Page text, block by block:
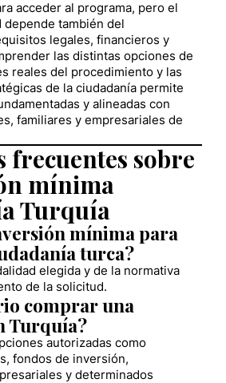
acceder al programa, pero el
también del
legales, financieros y
las distintas opciones de
reales del procedimiento y las
de la ciudadanía permite
y alineadas con
familiares y empresariales de
frecuentes sobre
mínima
Turquía
mínima para
turca?
elegida y de la normativa
de la solicitud.
comprar una
Turquía?
autorizadas como
fondos de inversión,
y determinados